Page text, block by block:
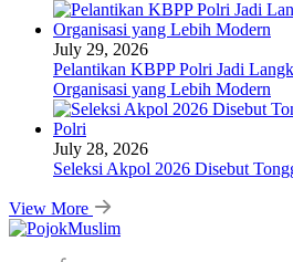
July 29, 2026
Pelantikan KBPP Polri Jadi
Organisasi yang Lebih Modern
July 28, 2026
Seleksi Akpol 2026 Disebut
View More